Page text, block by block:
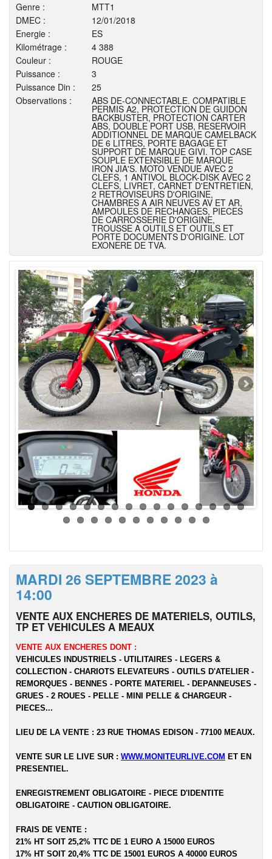
Genre :
MTT1
DMEC :
12/01/2018
Energie :
ES
Kilométrage :
4 388
Couleur :
ROUGE
Puissance :
3
Puissance Din :
25
Observations :
ABS DE-CONNECTABLE. COMPATIBLE
PERMIS A2, PROTECTION DE GUIDON
BACKBUSTER, PROTECTION CARTER
ABS, DOUBLE PORT USB, RESERVOIR
ADDITIONNEL DE MARQUE CAMELBACK
DE 6 LITRES, PORTE BAGAGE ET
SUPPORT DE MARQUE GIVI. TOP CASE
SOUPLE EXTENSIBLE DE MARQUE
IRON JIA'S. MOTO VENDUE AVEC 2
CLEFS, 1 ANTIVOL BLOCK-DISK AVEC 2
CLEFS, LIVRET, CARNET D'ENTRETIEN,
2 RETROVISEURS D'ORIGINE,
CHAMBRES A AIR NEUVES AV ET AR,
AMPOULES DE RECHANGES, PIECES
DE CARROSSERIE D'ORIGINE,
TROUSSE A OUTILS ET OUTILS ET
PORTE DOCUMENTS D'ORIGINE. LOT
EXONERE DE TVA.
MARDI 26 SEPTEMBRE 2023 à
14:00
VENTE AUX ENCHERES DE MATERIELS, OUTILS,
TP ET VEHICULES A MEAUX
VENTE AUX ENCHERES DONT :
VEHICULES INDUSTRIELS - UTILITAIRES - LEGERS &
COLLECTION - CHARIOTS ELEVATEURS - OUTILS D'ATELIER -
REMORQUES - BENNES - PORTE MATERIEL - DEPANNEUSES -
GRUES - 2 ROUES - PELLE - MINI PELLE & CHARGEUR -
PIECES...
LIEU DE LA VENTE : 23 RUE THOMAS EDISON - 77100 MEAUX.
VENTE SUR LE LIVE SUR : WWW.MONITEURLIVE.COM ET EN
PRESENTIEL.
ENREGISTREMENT OBLIGATOIRE - PIECE D'IDENTITE
OBLIGATOIRE - CAUTION OBLIGATOIRE.
FRAIS DE VENTE :
21% HT SOIT 25,2% TTC DE 1 EURO A 15000 EUROS
17% HT SOIT 20,4% TTC DE 15001 EUROS A 40000 EUROS